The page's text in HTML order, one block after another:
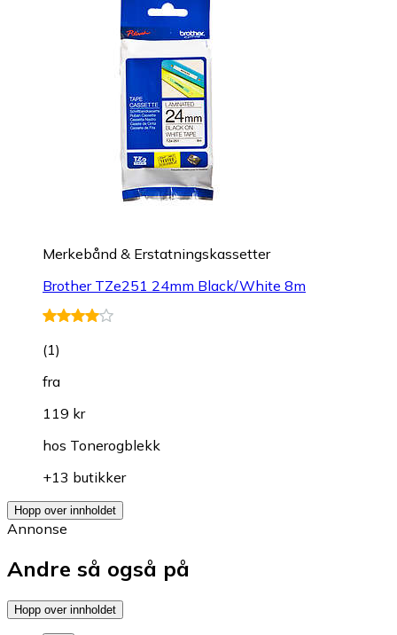
Merkebånd & Erstatningskassetter
Brother TZe251 24mm Black/White 8m
(1)
fra
119 kr
hos Tonerogblekk
+13 butikker
Hopp over innholdet
Annonse
Andre så også på
Hopp over innholdet